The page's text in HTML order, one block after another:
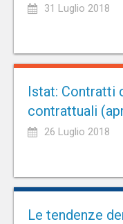
31 Luglio 2018
Istat: Contratti
contrattuali
26 Luglio 2018
Le tendenze